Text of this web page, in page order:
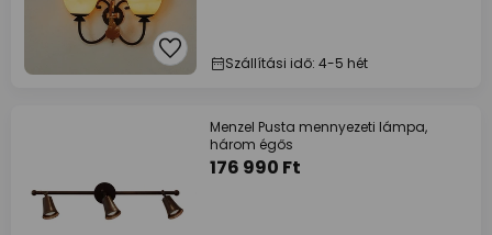
Szállítási idő: 4-5 hét
Menzel Pusta mennyezeti lámpa,
három égős
176 990 Ft